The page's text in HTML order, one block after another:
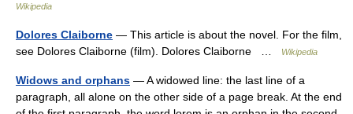
Wikipedia
Dolores Claiborne — This article is about the novel. For the film,
see Dolores Claiborne (film). Dolores Claiborne …
Wikipedia
Widows and orphans — A widowed line: the last line of a
paragraph, all alone on the other side of a page break. At the end